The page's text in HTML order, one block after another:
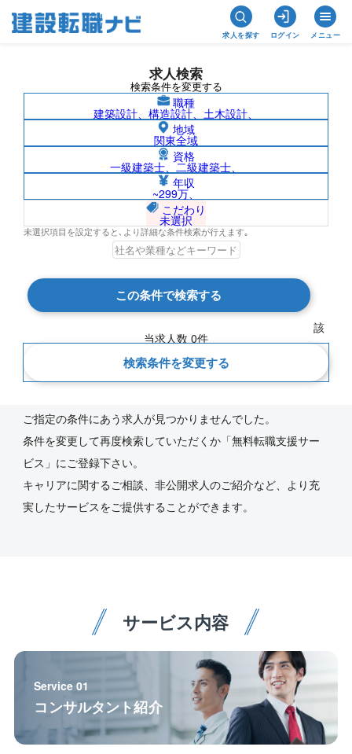
求人を探す ログイン メニュー
求人検索
検索条件を変更する
職種
建築設計、構造設計、土木設計、
地域
関東全域
資格
一級建築士、二級建築士、
年収
~299万、
こだわり
未選択
未選択項目を設定すると､より詳細な条件検索が行えます｡
この条件で検索する
該
当求人数 0件
検索条件を変更する
南米/須山建設株式会社の求人検索結果一
覧
新着順
ご指定の条件にあう求人が見つかりませんでした。
条件を変更して再度検索していただくか「無料転職支援サー
ビス」にご登録下さい。
キャリアに関するご相談、非公開求人のご紹介など、より充
実したサービスをご提供することができます。
サービス内容
Service 01
コンサルタント紹介